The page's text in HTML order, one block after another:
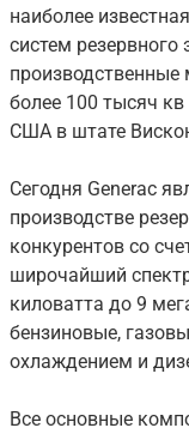
наиболее
систем
более 100 тысяч
США в штате
Сегодня Generac
производстве
конкурентов со
широчайший
киловатта до 9
бензиновые,
охлаждением и
Все основные